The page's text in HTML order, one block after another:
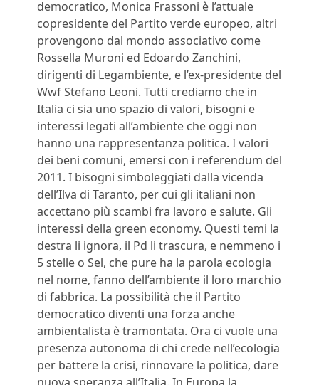
democratico, Monica Frassoni è l’attuale
copresidente del Partito verde europeo, altri
provengono dal mondo associativo come
Rossella Muroni ed Edoardo Zanchini,
dirigenti di Legambiente, e l’ex-presidente del
Wwf Stefano Leoni. Tutti crediamo che in
Italia ci sia uno spazio di valori, bisogni e
interessi legati all’ambiente che oggi non
hanno una rappresentanza politica. I valori
dei beni comuni, emersi con i referendum del
2011. I bisogni simboleggiati dalla vicenda
dell’Ilva di Taranto, per cui gli italiani non
accettano più scambi fra lavoro e salute. Gli
interessi della green economy. Questi temi la
destra li ignora, il Pd li trascura, e nemmeno i
5 stelle o Sel, che pure ha la parola ecologia
nel nome, fanno dell’ambiente il loro marchio
di fabbrica. La possibilità che il Partito
democratico diventi una forza anche
ambientalista è tramontata. Ora ci vuole una
presenza autonoma di chi crede nell’ecologia
per battere la crisi, rinnovare la politica, dare